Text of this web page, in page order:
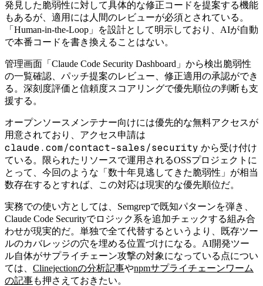
発見した脆弱性に対して具体的な修正コードを提案する機能
もあるが、適用には人間のレビューが必須とされている。
「Human-in-the-Loop」を設計として明示しており、AIが自動
で本番コードを書き換えることはない。
管理画面「Claude Code Security Dashboard」から検出脆弱性
の一覧確認、パッチ提案のレビュー、修正適用の承認ができ
る。深刻度評価と信頼度スコアリングで優先順位の判断も支
援する。
オープンソースメンテナー向けには優先的な無料アクセスが
用意されており、アクセス申請は
claude.com/contact-sales/security から受け付け
ている。限られたリソースで運用されるOSSプロジェクトに
とって、今回のような「数十年見逃してきた脆弱性」が相当
数存在するとすれば、この対応は現実的な優先順位だ。
実務での使い方としては、Semgrepで既知パターンを弾き、
Claude Code Securityでロジック系を追加チェックする組み合
わせが現実的だ。単独で全て代替するというより、既存ツー
ルのカバレッジの穴を埋める位置づけになる。AI開発ツー
ル自体がサプライチェーン攻撃の対象になっている点につい
ては、 Clinejectionの分析記事やnpmサプライチェーンワーム
の記事も押さえておきたい。